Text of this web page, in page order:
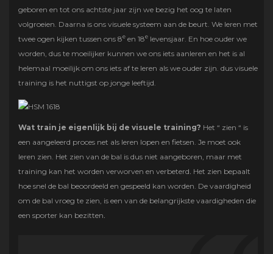
geboren en tot ons achtste jaar zijn we bezig het oog te laten
volgroeien. Daarna is ons visuele systeem aan de beurt. We leren met
twee ogen kijken tussen ons 8e en 18e levensjaar. En hoe ouder we
worden, dus te moeilijker kunnen we ons iets aanleren en het is al
helemaal moeilijk om ons iets af te leren als we ouder zijn. dus visuele
training is het nuttigst op jonge leeftijd.
Wat train je eigenlijk bij de visuele training? Het “ zien “ is
een aangeleerd proces net als leren lopen en fietsen. Je moet ook
leren zien. Het zien van de bal is dus niet aangeboren, maar met
training kan het worden verworven en verbeterd Het zien bepaalt
hoe snel de bal beoordeeld en gespeeld kan worden. De vaardigheid
om de bal vroeg te zien, is een van de belangrijkste vaardigheden die
een sporter kan bezitten